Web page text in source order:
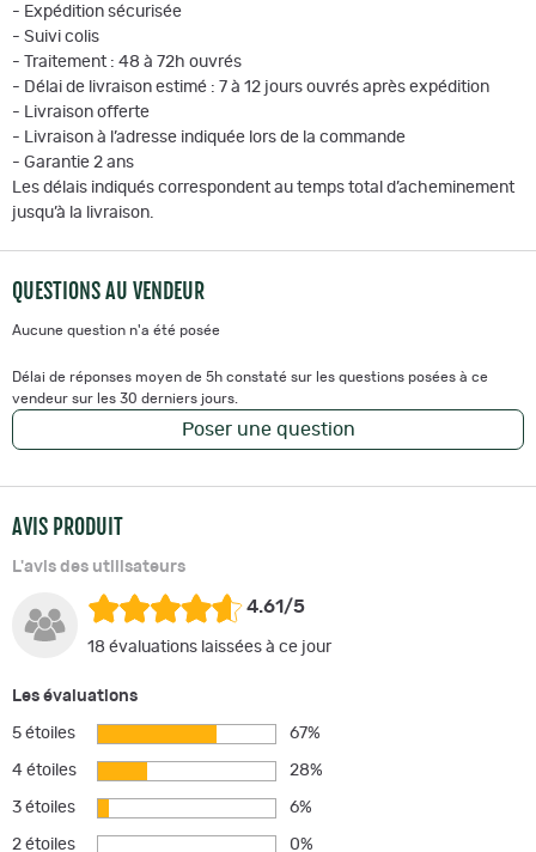
- Expédition sécurisée
- Suivi colis
- Traitement : 48 à 72h ouvrés
- Délai de livraison estimé : 7 à 12 jours ouvrés après expédition
- Livraison offerte
- Livraison à l’adresse indiquée lors de la commande
- Garantie 2 ans
Les délais indiqués correspondent au temps total d’acheminement
jusqu’à la livraison.
QUESTIONS AU VENDEUR
Aucune question n'a été posée
Délai de réponses moyen de 5h constaté sur les questions posées à ce
vendeur sur les 30 derniers jours.
Poser une question
AVIS PRODUIT
L'avis des utilisateurs
4.61/5
18 évaluations laissées à ce jour
Les évaluations
5 étoiles 67%
4 étoiles 28%
3 étoiles 6%
2 étoiles 0%